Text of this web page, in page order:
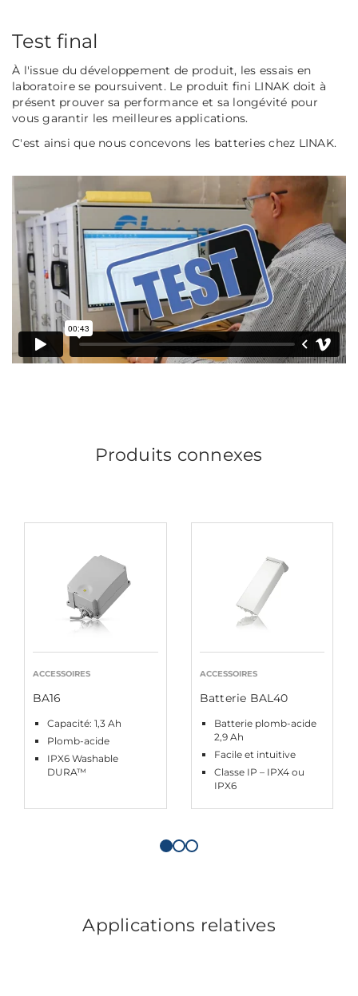
Test final
À l'issue du développement de produit, les essais en
laboratoire se poursuivent. Le produit fini LINAK doit à
présent prouver sa performance et sa longévité pour
vous garantir les meilleures applications.
C'est ainsi que nous concevons les batteries chez LINAK.
Produits connexes
ACCESSOIRES
BA16
Capacité: 1,3 Ah
Plomb-acide
IPX6 Washable
DURA™
ACCESSOIRES
Batterie BAL40
Batterie plomb-acide
2,9 Ah
Facile et intuitive
Classe IP – IPX4 ou
IPX6
Applications relatives